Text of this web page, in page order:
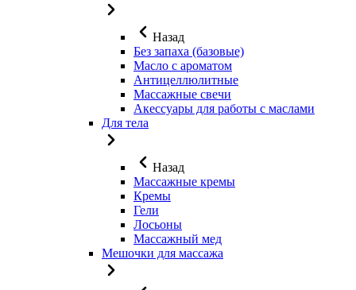
Назад
Без запаха (базовые)
Масло с ароматом
Антицеллюлитные
Массажные свечи
Акессуары для работы с маслами
Для тела
Назад
Массажные кремы
Кремы
Гели
Лосьоны
Массажный мед
Мешочки для массажа